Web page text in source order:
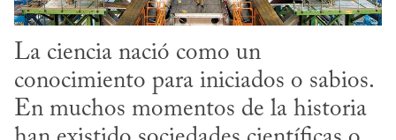
La ciencia nació como un
conocimiento para iniciados o sabios.
En muchos momentos de la historia